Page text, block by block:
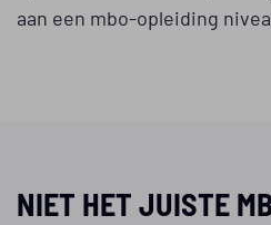
aan een mbo-opleiding
NIET HET JUISTE